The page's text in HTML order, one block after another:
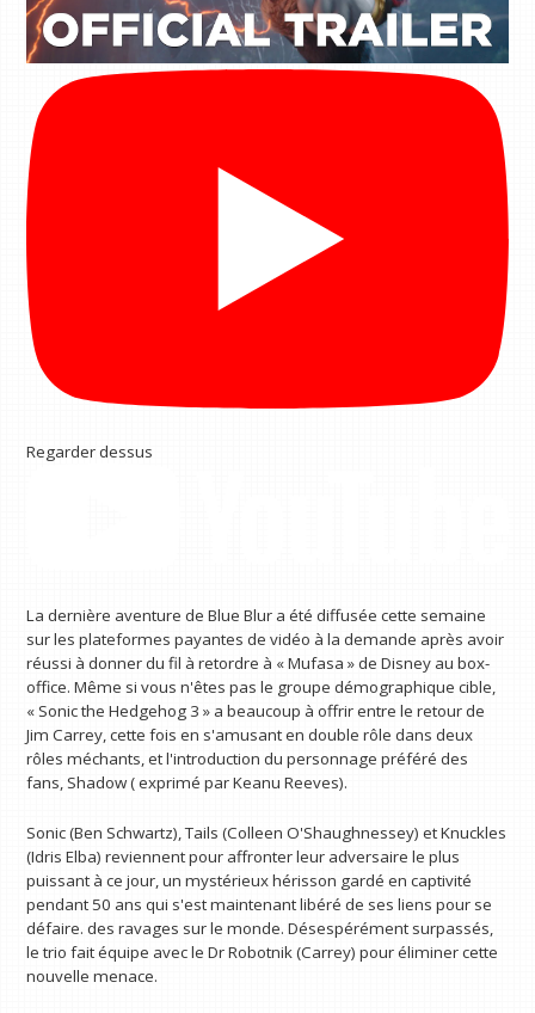
Regarder dessus
La dernière aventure de Blue Blur a été diffusée cette semaine
sur les plateformes payantes de vidéo à la demande après avoir
réussi à donner du fil à retordre à « Mufasa » de Disney au box-
office. Même si vous n'êtes pas le groupe démographique cible,
« Sonic the Hedgehog 3 » a beaucoup à offrir entre le retour de
Jim Carrey, cette fois en s'amusant en double rôle dans deux
rôles méchants, et l'introduction du personnage préféré des
fans, Shadow ( exprimé par Keanu Reeves).
Sonic (Ben Schwartz), Tails (Colleen O'Shaughnessey) et Knuckles
(Idris Elba) reviennent pour affronter leur adversaire le plus
puissant à ce jour, un mystérieux hérisson gardé en captivité
pendant 50 ans qui s'est maintenant libéré de ses liens pour se
défaire. des ravages sur le monde. Désespérément surpassés,
le trio fait équipe avec le Dr Robotnik (Carrey) pour éliminer cette
nouvelle menace.